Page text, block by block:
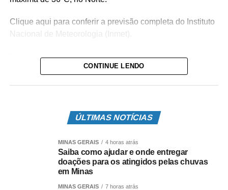
Clique aqui para conferir a previsão completa do Instituto
Nacional de Meteorologia (Inmet).
Agência Minas
#CorinthiansVeioPraVencer -
Corinthians vence Grêmio fora de
casa pelo Brasileirão
CONTINUE LENDO
ÚLTIMAS NOTÍCIAS
MINAS GERAIS 4 horas atrás
Saiba como ajudar e onde entregar
doações para os atingidos pelas chuvas
em Minas
MINAS GERAIS 7 horas atrás